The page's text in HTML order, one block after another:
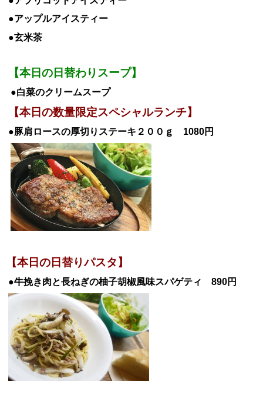
●アップルアイスティー
●玄米茶
【本日の日替わりスープ】
●白菜のクリームスープ
【本日の数量限定スペシャルランチ】
●豚肩ロースの厚切りステーキ２００ｇ 1080円
【本日の日替りパスタ】
●牛挽き肉と長ねぎの柚子胡椒風味スパゲティ 890円